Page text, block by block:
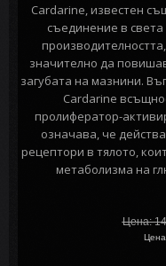
Cardarine, известен
съединение в
значително да
загубата на мазнини.
Cardarine
пролифератор-
означава, че
рецептори в тялото,
метаболизма на
Цена: